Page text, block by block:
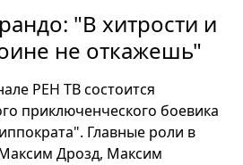
"В хитрости и
не откажешь"
РЕН ТВ состоится
приключенческого боевика
Главные роли в
Дрозд, Максим